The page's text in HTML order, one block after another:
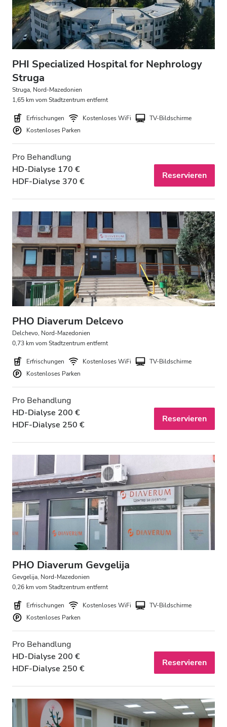
PHI Specialized Hospital for Nephrology
Struga
Struga, Nord-Mazedonien
1,65 km vom Stadtzentrum entfernt
Erfrischungen Kostenloses WiFi
TV-Bildschirme
Kostenloses Parken
Pro Behandlung
HD-Dialyse 170 €
HDF-Dialyse 370 €
Reservieren
PHO Diaverum Delcevo
Delchevo, Nord-Mazedonien
0,73 km vom Stadtzentrum entfernt
Erfrischungen Kostenloses WiFi
TV-Bildschirme
Kostenloses Parken
Pro Behandlung
HD-Dialyse 200 €
HDF-Dialyse 250 €
Reservieren
PHO Diaverum Gevgelija
Gevgelija, Nord-Mazedonien
0,26 km vom Stadtzentrum entfernt
Erfrischungen Kostenloses WiFi
TV-Bildschirme
Kostenloses Parken
Pro Behandlung
HD-Dialyse 200 €
HDF-Dialyse 250 €
Reservieren